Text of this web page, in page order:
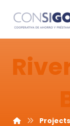
Projects